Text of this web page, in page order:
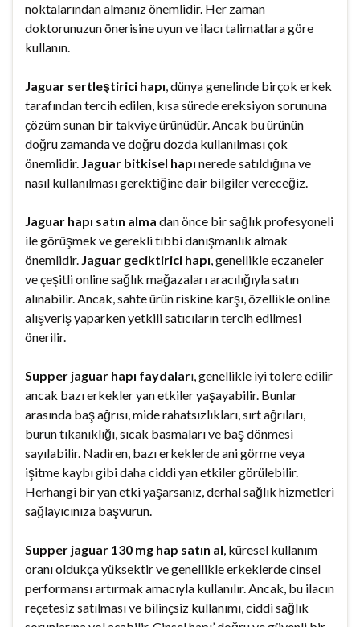
noktalarından almanız önemlidir. Her zaman
doktorunuzun önerisine uyun ve ilacı talimatlara göre
kullanın.
Jaguar sertleştirici hapı, dünya genelinde birçok erkek
tarafından tercih edilen, kısa sürede ereksiyon sorununa
çözüm sunan bir takviye ürünüdür. Ancak bu ürünün
doğru zamanda ve doğru dozda kullanılması çok
önemlidir. Jaguar bitkisel hapı nerede satıldığına ve
nasıl kullanılması gerektiğine dair bilgiler vereceğiz.
Jaguar hapı satın alma dan önce bir sağlık profesyoneli
ile görüşmek ve gerekli tıbbi danışmanlık almak
önemlidir. Jaguar geciktirici hapı, genellikle eczaneler
ve çeşitli online sağlık mağazaları aracılığıyla satın
alınabilir. Ancak, sahte ürün riskine karşı, özellikle online
alışveriş yaparken yetkili satıcıların tercih edilmesi
önerilir.
Supper jaguar hapı faydaları, genellikle iyi tolere edilir
ancak bazı erkekler yan etkiler yaşayabilir. Bunlar
arasında baş ağrısı, mide rahatsızlıkları, sırt ağrıları,
burun tıkanıklığı, sıcak basmaları ve baş dönmesi
sayılabilir. Nadiren, bazı erkeklerde ani görme veya
işitme kaybı gibi daha ciddi yan etkiler görülebilir.
Herhangi bir yan etki yaşarsanız, derhal sağlık hizmetleri
sağlayıcınıza başvurun.
Supper jaguar 130 mg hap satın al, küresel kullanım
oranı oldukça yüksektir ve genellikle erkeklerde cinsel
performansı artırmak amacıyla kullanılır. Ancak, bu ilacın
reçetesiz satılması ve bilinçsiz kullanımı, ciddi sağlık